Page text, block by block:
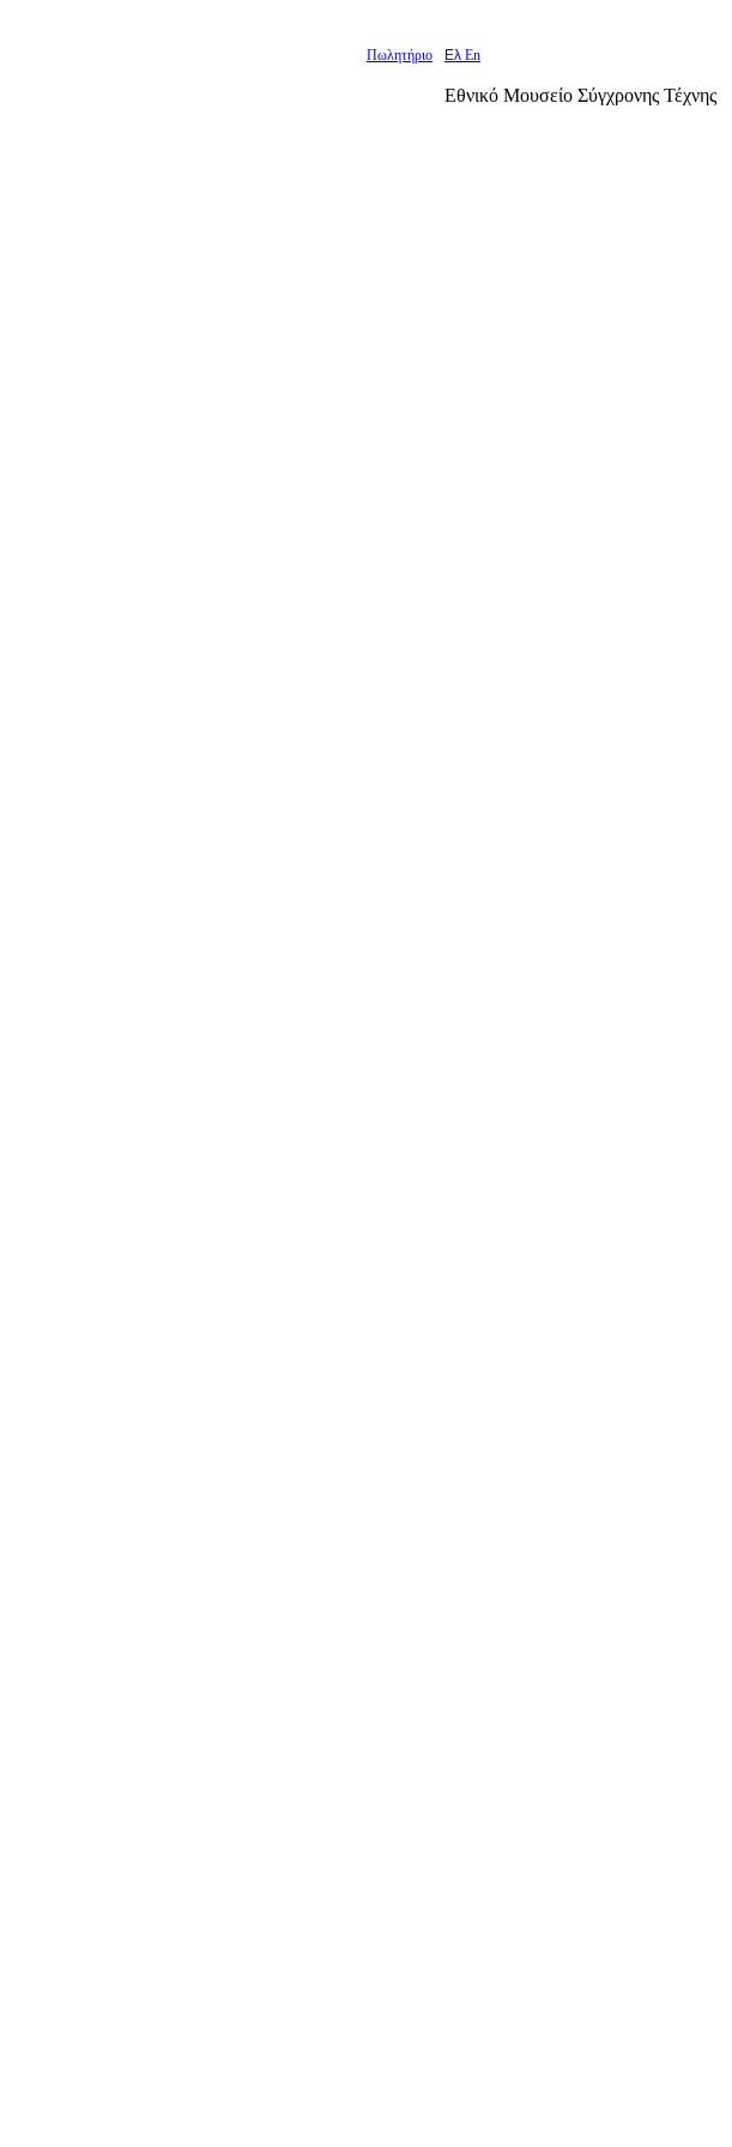
Πωλητήριο Ελ En
Εθνικό Μουσείο Σύγχρονης Τέχνης